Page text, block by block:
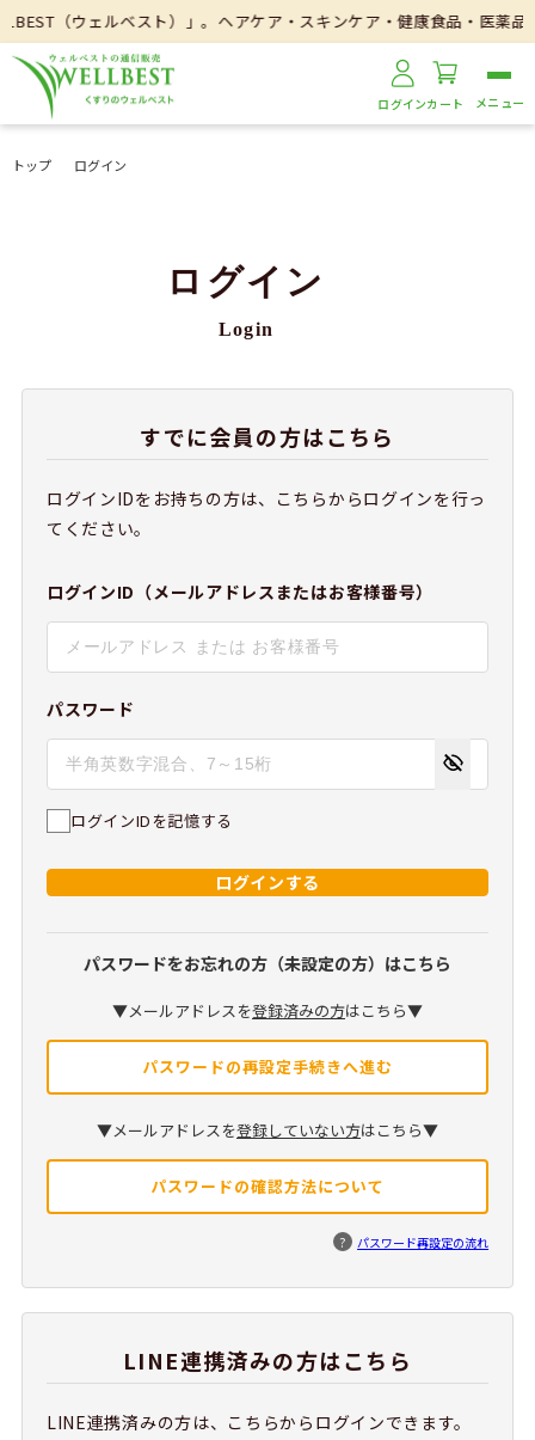
（ウェルベスト）」。ヘアケア・スキンケア・健康食品・医薬品な
ログインカート
トップ ログイン
ログイン
Login
すでに会員の方はこちら
ログインIDをお持ちの方は、こちらからログインを行っ
てください。
ログインID（メールアドレスまたはお客様番号）
パスワード
ログインIDを記憶する
ログインする
パスワードをお忘れの方（未設定の方）はこちら
▼メールアドレスを登録済みの方はこちら▼
パスワードの再設定手続きへ進む
▼メールアドレスを登録していない方はこちら▼
パスワードの確認方法について
? パスワード再設定の流れ
LINE連携済みの方はこちら
LINE連携済みの方は、こちらからログインできます。